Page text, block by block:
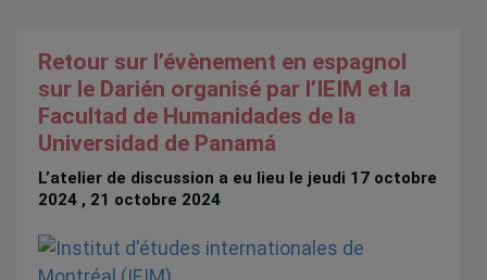
Retour sur l’évènement en espagnol
sur le Darién organisé par l’IEIM et la
Facultad de Humanidades de la
Universidad de Panamá
L’atelier de discussion a eu lieu le jeudi 17 octobre
2024 , 21 octobre 2024